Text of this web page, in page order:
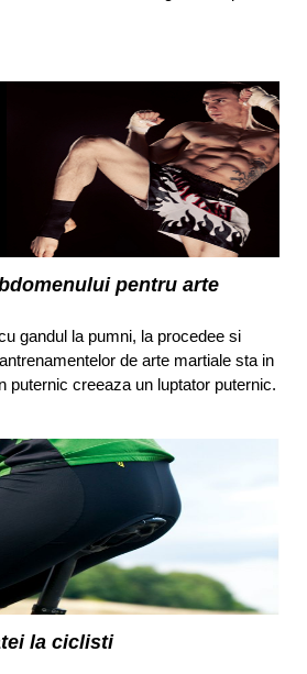
pentru arte
gandul la pumni, la procedee si
de arte martiale sta in
puternic creeaza un luptator puternic.
la ciclisti